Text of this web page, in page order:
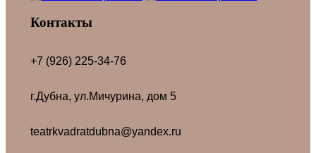
Контакты
+7 (926) 225-34-76
г.Дубна, ул.Мичурина, дом 5
teatrkvadratdubna@yandex.ru